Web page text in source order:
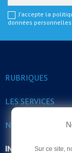
J'accepte la
données personnelles.
RUBRIQUES
LES SERVICES
NOS HORAIRES
INFORMATIONS
Sur ce site,